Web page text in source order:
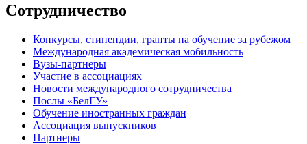
Сотрудничество
Конкурсы, стипендии, гранты на обучение за рубежом
Международная академическая мобильность
Вузы-партнеры
Участие в ассоциациях
Новости международного сотрудничества
Послы «БелГУ»
Обучение иностранных граждан
Ассоциация выпускников
Партнеры